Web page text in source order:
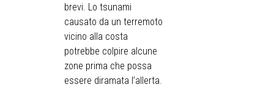
brevi. Lo tsunami
causato da un terremoto
vicino alla costa
potrebbe colpire alcune
zone prima che possa
essere diramata l’allerta.